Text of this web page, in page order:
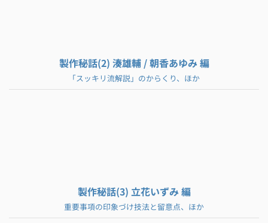
製作秘話(2) 湊雄輔 / 朝香あゆみ 編
「スッキリ流解説」のからくり、ほか
製作秘話(3) 立花いずみ 編
重要事項の印象づけ技法と留意点、ほか